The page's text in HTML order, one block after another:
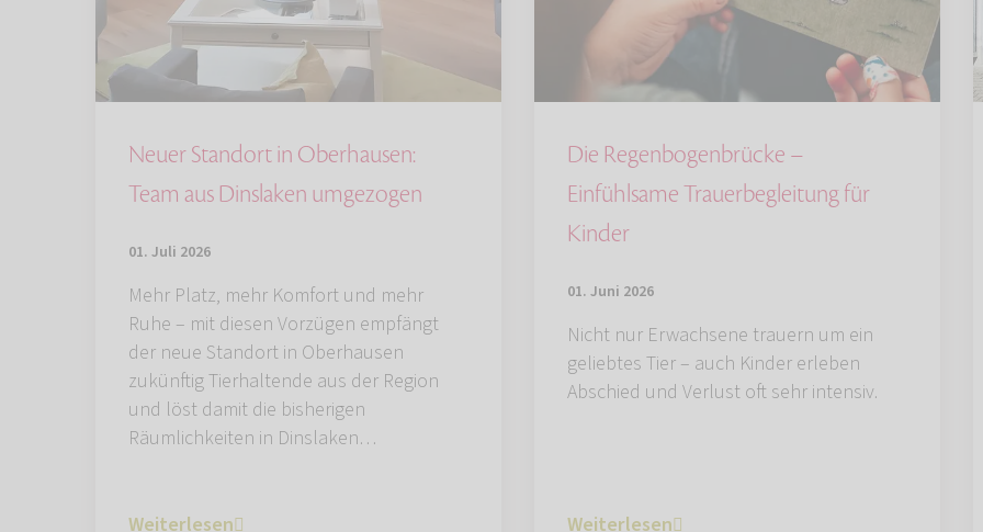
Neuer Standort in Oberhausen:
Team aus Dinslaken umgezogen
01. Juli 2026
Mehr Platz, mehr Komfort und mehr
Ruhe – mit diesen Vorzügen empfängt
der neue Standort in Oberhausen
zukünftig Tierhaltende aus der Region
und löst damit die bisherigen
Räumlichkeiten in Dinslaken…
Weiterlesen
Die Regenbogenbrücke –
Einfühlsame Trauerbegleitung für
Kinder
01. Juni 2026
Nicht nur Erwachsene trauern um ein
geliebtes Tier – auch Kinder erleben
Abschied und Verlust oft sehr intensiv.
Weiterlesen